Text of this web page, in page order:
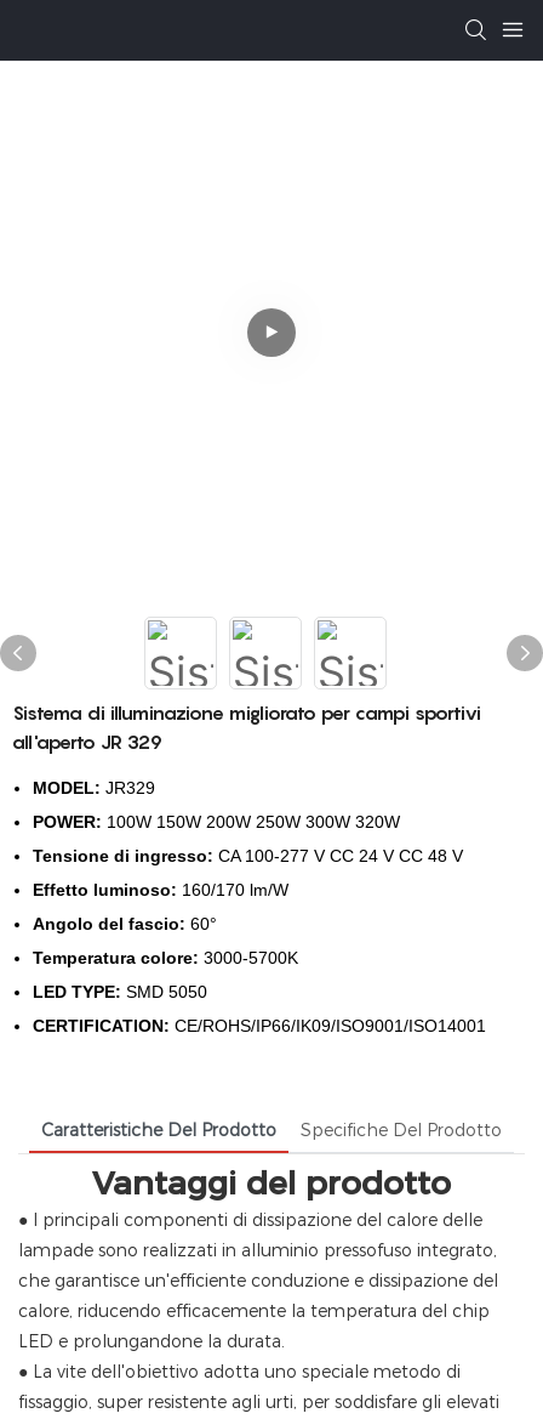
Sistema di illuminazione migliorato per campi sportivi
all'aperto JR 329
MODEL: JR329
POWER: 100W 150W 200W 250W 300W 320W
Tensione di ingresso: CA 100-277 V CC 24 V CC 48 V
Effetto luminoso: 160/170 lm/W
Angolo del fascio: 60°
Temperatura colore: 3000-5700K
LED TYPE: SMD 5050
CERTIFICATION: CE/ROHS/IP66/IK09/ISO9001/ISO14001
Caratteristiche Del Prodotto Specifiche Del Prodotto
Vantaggi del prodotto
● I principali componenti di dissipazione del calore delle
lampade sono realizzati in alluminio pressofuso integrato,
che garantisce un'efficiente conduzione e dissipazione del
calore, riducendo efficacemente la temperatura del chip
LED e prolungandone la durata.
● La vite dell'obiettivo adotta uno speciale metodo di
fissaggio, super resistente agli urti, per soddisfare gli elevati